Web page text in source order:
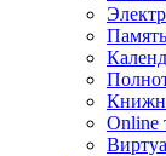
Online